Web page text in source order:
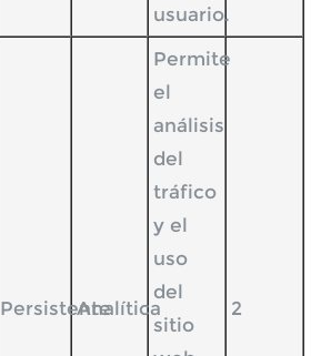
usuario.
Persistente
Analítica
Permite
el
análisis
del
tráfico
y el
uso
del
sitio
2